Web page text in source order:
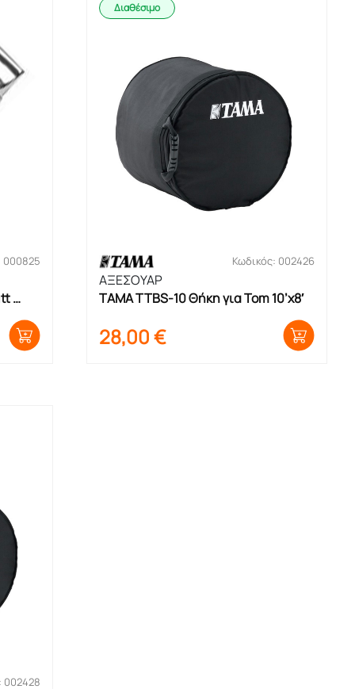
000825
Διαθέσιμο
Κωδικός: 002426
ΑΞΕΣΟΥΑΡ
TAMA TTBS-10 Θήκη για Tom 10’x8′
28,00€
002428